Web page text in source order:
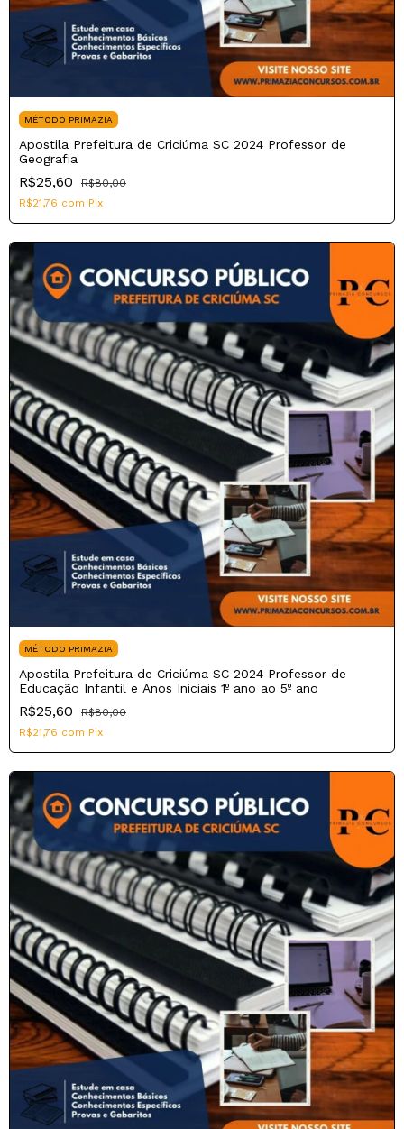
MÉTODO PRIMAZIA
Apostila Prefeitura de Criciúma SC 2024 Professor de
Geografia
R$25,60
R$80,00
R$21,76 com Pix
MÉTODO PRIMAZIA
Apostila Prefeitura de Criciúma SC 2024 Professor de
Educação Infantil e Anos Iniciais 1º ano ao 5º ano
R$25,60
R$80,00
R$21,76 com Pix